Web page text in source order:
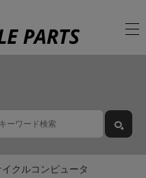
イクルコンピュータ